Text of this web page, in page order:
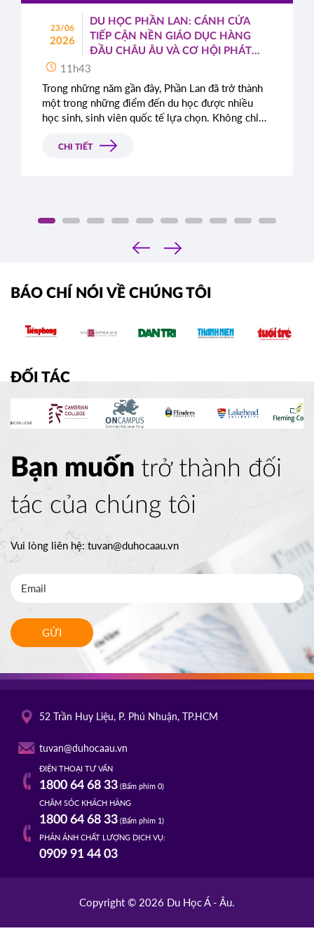
23/06
2026
DU HỌC PHẦN LAN: CÁNH CỬA
TIẾP CẬN NỀN GIÁO DỤC HÀNG
ĐẦU CHÂU ÂU VÀ CƠ HỘI PHÁT
TRIỂN TOÀN CẦU
11h43
Trong những năm gần đây, Phần Lan đã trở thành
một trong những điểm đến du học được nhiều
học sinh, sinh viên quốc tế lựa chọn. Không chỉ
quốc gia Bắc Âu này còn được đánh giá cao nhờ
CHI TIẾT
‹
›
BÁO CHÍ NÓI VỀ CHÚNG TÔI
ĐỐI TÁC
Bạn muốn trở thành đối
tác của chúng tôi
Vui lòng liên hệ:tuvan@duhocaau.vn
GỬI
52 Trần Huy Liệu, P. Phú Nhuận, TP.HCM
tuvan@duhocaau.vn
ĐIỆN THOẠI TƯ VẤN
1800 64 68 33(Bấm phím 0)
CHĂM SÓC KHÁCH HÀNG
1800 64 68 33(Bấm phím 1)
PHẢN ÁNH CHẤT LƯỢNG DỊCH VỤ:
0909 91 44 03
Copyright © 2026 Du Học Á - Âu.